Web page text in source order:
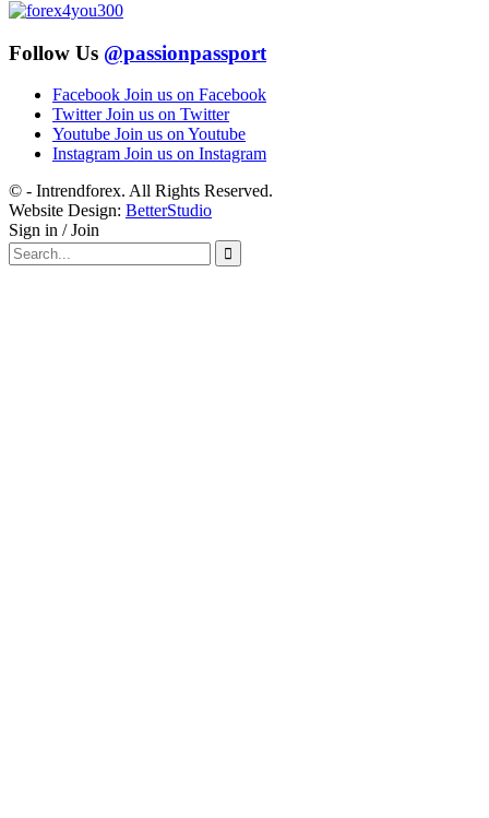
Follow Us @passionpassport
Facebook Join us on Facebook
Twitter Join us on Twitter
Youtube Join us on Youtube
Instagram Join us on Instagram
© - Intrendforex. All Rights Reserved.
Website Design: BetterStudio
Sign in / Join